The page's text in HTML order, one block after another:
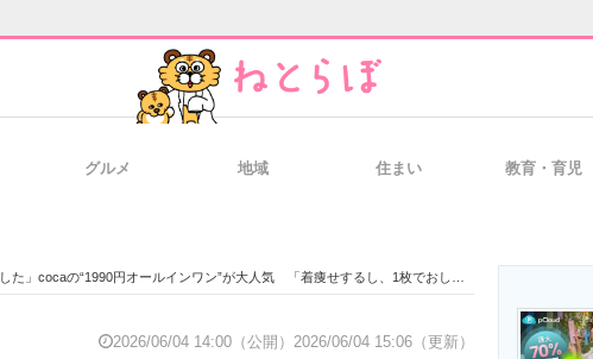
経営リーダーのコミュニティ
グルメ 地域 住まい 教育・育児
の“1990円オールインワン”が大人気 「着痩せするし、1枚でおしゃれに決まる」「可愛いと褒められます」
2026/06/04 14:00（公開） 2026/06/04 15:06（更新）